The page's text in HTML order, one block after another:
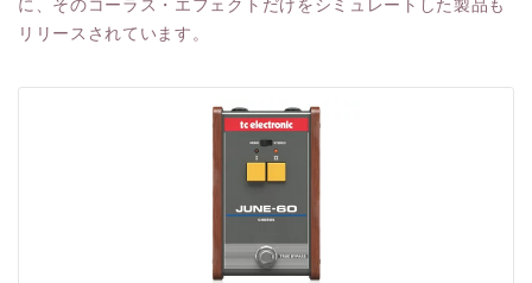
に、そのコーラス・エフェクトだけをシミュレートした製品も
リリースされています。